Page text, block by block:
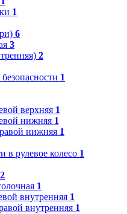
1
6
3
2
1
верхняя 1
нижняя 1
нижняя 1
в рулевое колесо 1
2
1
внутренняя 1
внутренняя 1